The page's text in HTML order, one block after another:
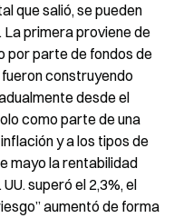
que salió, se pueden
primera proviene de
por parte de fondos de
construyendo
desde el
como parte de una
y a los tipos de
mayo la rentabilidad
superó el 2,3%, el
aumentó de forma